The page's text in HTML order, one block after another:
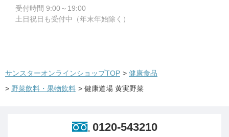
受付時間 9:00～19:00
土日祝日も受付中（年末年始除く）
サンスターオンラインショップTOP > 健康食品
> 野菜飲料・果物飲料 > 健康道場 黄実野菜
0120-543210